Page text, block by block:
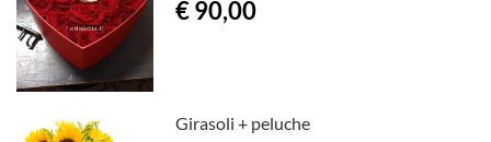
€ 90,00
Girasoli + peluche